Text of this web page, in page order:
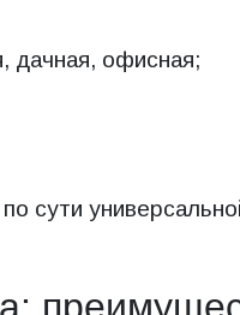
дачная, офисная;
сути